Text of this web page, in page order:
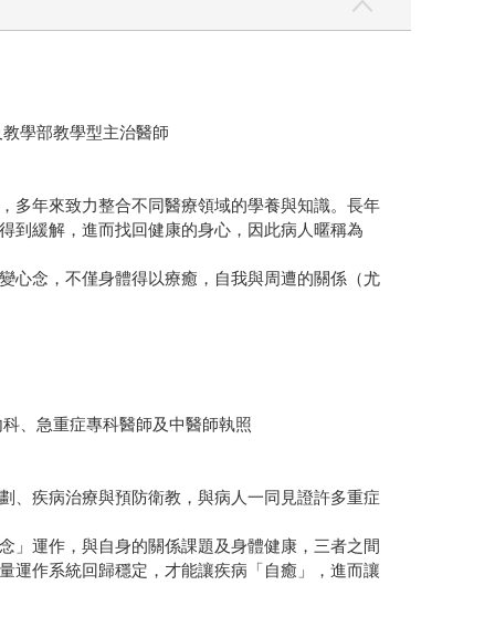
學部教學型主治醫師
多年來致力整合不同醫療領域的學養與知識。長年
到緩解，進而找回健康的身心，因此病人暱稱為
心念，不僅身體得以療癒，自我與周遭的關係（尤
、急重症專科醫師及中醫師執照
、疾病治療與預防衛教，與病人一同見證許多重症
」運作，與自身的關係課題及身體健康，三者之間
運作系統回歸穩定，才能讓疾病「自癒」，進而讓